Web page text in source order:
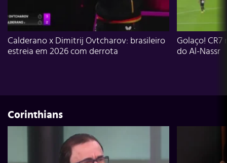
Calderano x Dimitrij Ovtcharov: brasileiro
estreia em 2026 com derrota
Golaço!
do Al-Nassr
Corinthians